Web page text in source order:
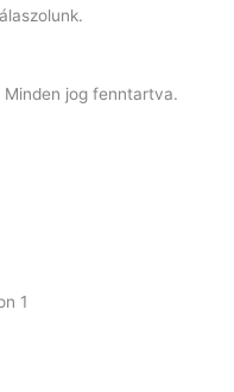
jog fenntartva.